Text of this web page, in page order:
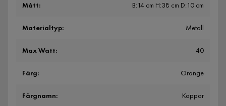
Mått: B:14 cm H:38 cm D:10 cm
Materialtyp: Metall
Max Watt: 40
Färg: Orange
Färgnamn: Koppar